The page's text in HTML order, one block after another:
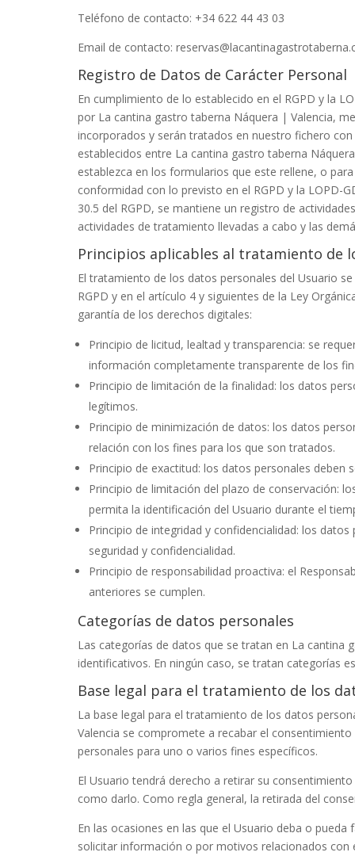
Teléfono de contacto: +34 622 44 43 03
Email de contacto:
Registro de Datos de Carácter Personal
En cumplimiento de lo establecido en el RGPD y la
por La cantina gastro taberna Náquera | Valencia,
incorporados y serán tratados en nuestro fichero
establecidos entre La cantina gastro taberna
establezca en los formularios que este rellene, o
conformidad con lo previsto en el RGPD y la LOPD-
30.5 del RGPD, se mantiene un registro de
actividades de tratamiento llevadas a cabo y las
Principios aplicables al tratamiento de
El tratamiento de los datos personales del Usuario
RGPD y en el artículo 4 y siguientes de la Ley
garantía de los derechos digitales:
Principio de licitud, lealtad y transparencia: se
información completamente transparente de los
Principio de limitación de la finalidad: los datos
legítimos.
Principio de minimización de datos: los datos
relación con los fines para los que son tratados.
Principio de exactitud: los datos personales deben
Principio de limitación del plazo de conservación:
permita la identificación del Usuario durante el
Principio de integridad y confidencialidad: los
seguridad y confidencialidad.
Principio de responsabilidad proactiva: el
anteriores se cumplen.
Categorías de datos personales
Las categorías de datos que se tratan en La cantina
identificativos. En ningún caso, se tratan categorías
Base legal para el tratamiento de los
La base legal para el tratamiento de los datos
Valencia se compromete a recabar el
personales para uno o varios fines específicos.
El Usuario tendrá derecho a retirar su
como darlo. Como regla general, la retirada del
En las ocasiones en las que el Usuario deba o
solicitar información o por motivos relacionados